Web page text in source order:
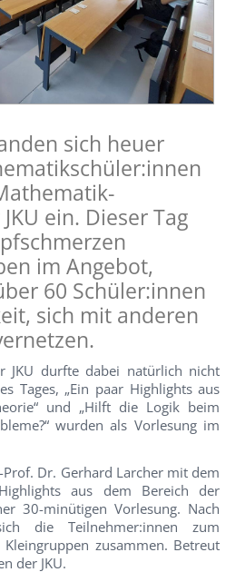
sich heuer
ein. Dieser Tag
im Angebot,
60 Schüler:innen
sich mit anderen
JKU durfte dabei natürlich nicht
Tages, „Ein paar Highlights aus
und „Hilft die Logik beim
wurden als Vorlesung im
Dr. Gerhard Larcher mit dem
aus dem Bereich der
30-minütigen Vorlesung. Nach
die Teilnehmer:innen zum
zusammen. Betreut
der JKU.